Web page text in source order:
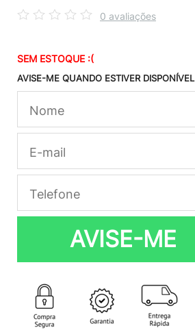
0 avaliações
SEM ESTOQUE :(
AVISE-ME QUANDO ESTIVER DISPONÍVEL
AVISE-ME